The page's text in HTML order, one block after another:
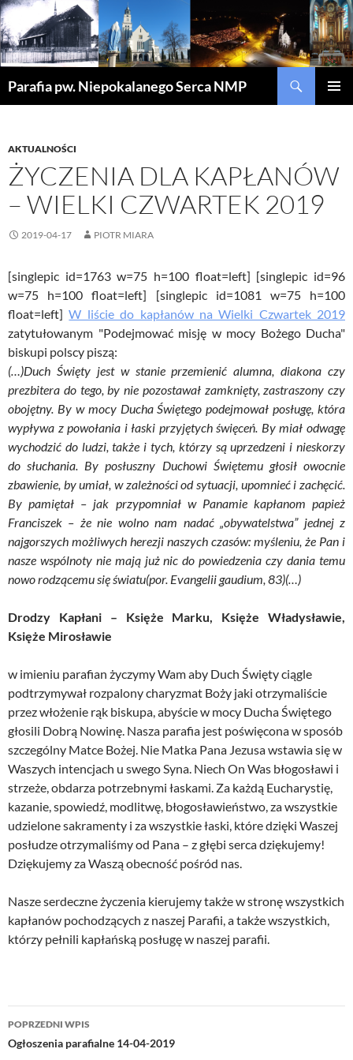
Parafia pw. Niepokalanego Serca NMP
AKTUALNOŚCI
ŻYCZENIA DLA KAPŁANÓW
– WIELKI CZWARTEK 2019
2019-04-17 PIOTR MIARA
[singlepic id=1763 w=75 h=100 float=left] [singlepic id=96
w=75 h=100 float=left] [singlepic id=1081 w=75 h=100
float=left]W liście do kapłanów na Wielki Czwartek 2019
zatytułowanym "Podejmować misję w mocy Bożego Ducha"
biskupi polscy piszą:
(…)Duch Święty jest w stanie przemienić alumna, diakona czy
prezbitera do tego, by nie pozostawał zamknięty, zastraszony czy
obojętny. By w mocy Ducha Świętego podejmował posługę, która
wypływa z powołania i łaski przyjętych święceń. By miał odwagę
wychodzić do ludzi, także i tych, którzy są uprzedzeni i nieskorzy
do słuchania. By posłuszny Duchowi Świętemu głosił owocnie
zbawienie, by umiał, w zależności od sytuacji, upomnieć i zachęcić.
By pamiętał – jak przypomniał w Panamie kapłanom papież
Franciszek – że nie wolno nam nadać „obywatelstwa” jednej z
najgorszych możliwych herezji naszych czasów: myśleniu, że Pan i
nasze wspólnoty nie mają już nic do powiedzenia czy dania temu
nowo rodzącemu się światu(por. Evangelii gaudium, 83)(…)
Drodzy Kapłani – Księże Marku, Księże Władysławie,
Księże Mirosławie
w imieniu parafian życzymy Wam aby Duch Święty ciągle
podtrzymywał rozpalony charyzmat Boży jaki otrzymaliście
przez włożenie rąk biskupa, abyście w mocy Ducha Świętego
głosili Dobrą Nowinę. Nasza parafia jest poświęcona w sposób
szczególny Matce Bożej. Nie Matka Pana Jezusa wstawia się w
Waszych intencjach u swego Syna. Niech On Was błogosławi i
strzeże, obdarza potrzebnymi łaskami. Za każdą Eucharystię,
kazanie, spowiedź, modlitwę, błogosławieństwo, za wszystkie
udzielone sakramenty i za wszystkie łaski, które dzięki Waszej
posłudze otrzymaliśmy od Pana – z głębi serca dziękujemy!
Dziękujemy za Waszą obecność pośród nas.
Nasze serdeczne życzenia kierujemy także w stronę wszystkich
kapłanów pochodzących z naszej Parafii, a także wszystkich,
którzy pełnili kapłańską posługę w naszej parafii.
Nawigacja
wpisu
POPRZEDNI WPIS
Ogłoszenia parafialne 14-04-2019